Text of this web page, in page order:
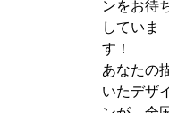
ンをお待
していま
す！
あなたの
いたデザ